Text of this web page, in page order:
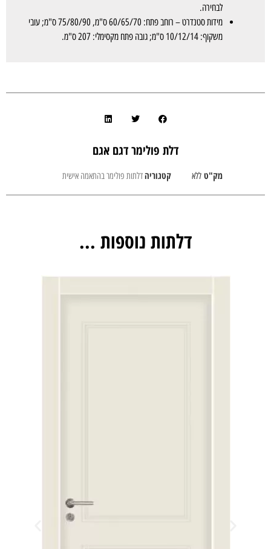
לבחירה.
מידות סטנדרט – רוחב פתח: 60/65/70 ס"מ, 75/80/90 ס"מ; עובי
משקוף: 10/12/14 ס"מ; גובה פתח מקסימלי: 207 ס"מ.
דלת פולימר דגם אגם
מק"ט ללא קטגוריהדלתות פולימר בהתאמה אישית
דלתות נוספות ...